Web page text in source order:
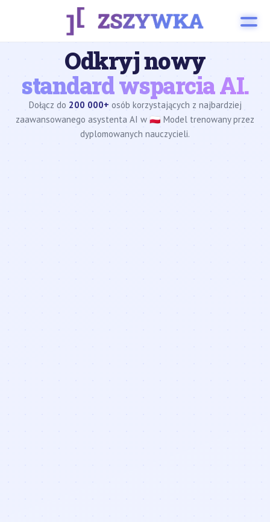
Odkryj nowy
standard wsparcia AI.
Dołącz do 200 000+ osób korzystających z najbardziej
zaawansowanego asystenta AI w 🇵🇱 Model trenowany przez
dyplomowanych nauczycieli.